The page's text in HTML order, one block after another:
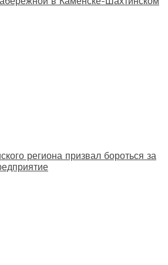
региона призвал бороться за